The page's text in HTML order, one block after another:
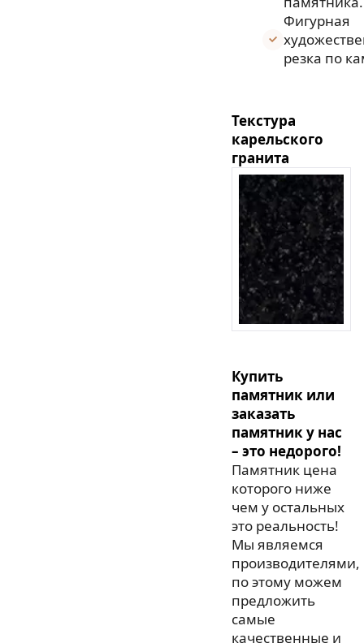
Фигурная
резка по
Текстура
карельского
гранита
Купить
памятник или
заказать
памятник у нас
– это недорого!
Памятник цена
которого ниже
чем у остальных
это реальность!
Мы являемся
производителями,
по этому можем
предложить
самые
качественные и